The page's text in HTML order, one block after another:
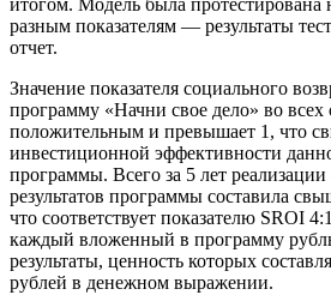
итогом. Модель была протестирована
разным показателям — результаты
отчет.
Значение показателя социального
программу «Начни свое дело» во всех
положительным и превышает 1, что
инвестиционной эффективности
программы. Всего за 5 лет
результатов программы составила
что соответствует показателю SROI
каждый вложенный в программу
результаты, ценность которых
рублей в денежном выражении.